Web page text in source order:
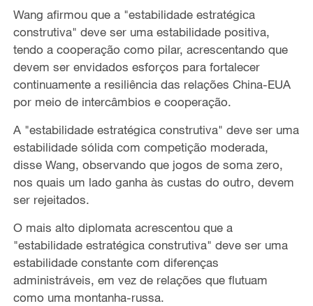
Wang afirmou que a "estabilidade estratégica
construtiva" deve ser uma estabilidade positiva,
tendo a cooperação como pilar, acrescentando que
devem ser envidados esforços para fortalecer
continuamente a resiliência das relações China-EUA
por meio de intercâmbios e cooperação.
A "estabilidade estratégica construtiva" deve ser uma
estabilidade sólida com competição moderada,
disse Wang, observando que jogos de soma zero,
nos quais um lado ganha às custas do outro, devem
ser rejeitados.
O mais alto diplomata acrescentou que a
"estabilidade estratégica construtiva" deve ser uma
estabilidade constante com diferenças
administráveis, em vez de relações que flutuam
como uma montanha-russa.